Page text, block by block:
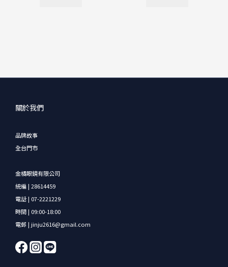
關於我們
品牌故事
全台門市
金橘眼鏡有限公司
統編 | 28614459
電話 | 07-2221229
時間 | 09:00-18:00
電郵 | jinju2616@gmail.com